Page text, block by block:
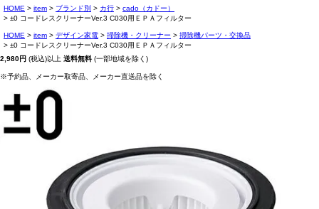
HOME item ブランド別 カ行
cado（カドー）
±0 コードレスクリーナーVer.3 C030用ＥＰＡフィルター
HOME item デザイン家電 掃除機・クリーナー
掃除機パーツ・交換品
±0 コードレスクリーナーVer.3 C030用ＥＰＡフィルター
2,980円 (税込)以上 送料無料 (一部地域を除く)
※予約品、メーカー取寄品、メーカー直送品を除く